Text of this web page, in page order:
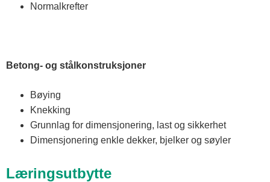
Normalkrefter
Betong- og stålkonstruksjoner
Bøying
Knekking
Grunnlag for dimensjonering, last og sikkerhet
Dimensjonering enkle dekker, bjelker og søyler
Læringsutbytte